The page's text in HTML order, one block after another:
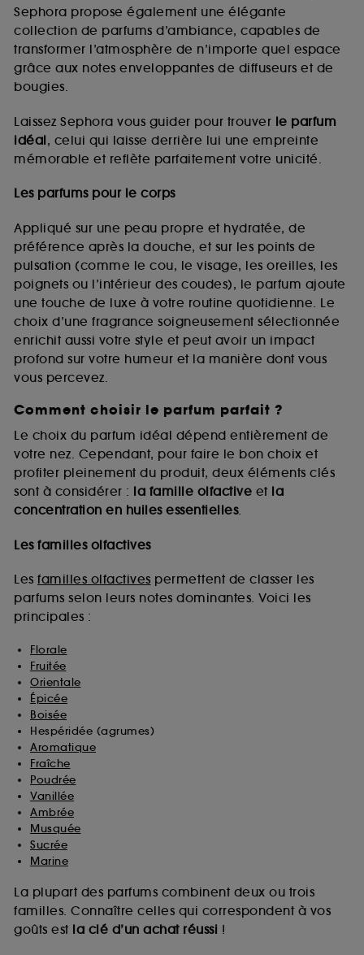
Sephora propose également une élégante
collection de parfums d’ambiance, capables de
transformer l’atmosphère de n’importe quel espace
grâce aux notes enveloppantes de diffuseurs et de
bougies.
Laissez Sephora vous guider pour trouver le parfum
idéal, celui qui laisse derrière lui une empreinte
mémorable et reflète parfaitement votre unicité.
Les parfums pour le corps
Appliqué sur une peau propre et hydratée, de
préférence après la douche, et sur les points de
pulsation (comme le cou, le visage, les oreilles, les
poignets ou l’intérieur des coudes), le parfum ajoute
une touche de luxe à votre routine quotidienne. Le
choix d’une fragrance soigneusement sélectionnée
enrichit aussi votre style et peut avoir un impact
profond sur votre humeur et la manière dont vous
vous percevez.
Comment choisir le parfum parfait ?
Le choix du parfum idéal dépend entièrement de
votre nez. Cependant, pour faire le bon choix et
profiter pleinement du produit, deux éléments clés
sont à considérer : la famille olfactive et la
concentration en huiles essentielles.
Les familles olfactives
Les familles olfactives permettent de classer les
parfums selon leurs notes dominantes. Voici les
principales :
Florale
Fruitée
Orientale
Épicée
Boisée
Hespéridée (agrumes)
Aromatique
Fraîche
Poudrée
Vanillée
Ambrée
Musquée
Sucrée
Marine
La plupart des parfums combinent deux ou trois
familles. Connaître celles qui correspondent à vos
goûts est la clé d’un achat réussi !
de vous plaire via des publicités, y compris sur des
sites tiers et sur les réseaux sociaux, sur la base
des pages que vous avez consultées, de votre
navigation, et de l'historique de vos interactions.
d’en améliorer la performance.
Cookies de sécurisation des paiements en ligne :
fraudes aux moyens de paiement et les
usurpations d’identité.
Cookies fonctionnels :il s’agit de cookies
permettant l’affichage et/ou la fourniture de
certaines fonctionnalités du site, tel que les
cookies d’authentification qui sont utilisés afin de
vous faire bénéficier de l’authentification
prolongée vous permettant d’accéder à votre
compte lors de votre prochaine visite sur le site
sans saisir à nouveau votre identifiant et mot de
passe.
A l'exception des cookies techniques, le dépôt et la
lecture de ces traceurs requiert votre accord. Vous
pouvez personnaliser vos choix concernant le dépôt
de ces cookies grâce au bouton "personnaliser mes
choix" ci-dessous ou décider de "tout accepter".
Sephora pourra associer les informations de
navigation collectées par ces Cookies, pour les
collectées ou générées lors de votre activité en ligne
sur "continuer sans accepter". Voous pouvez à tout
moment choisir de retirer votrte consentement. Si vous
souhaitez obtenir plus d'information sur les cookies
utilisés, cliquez